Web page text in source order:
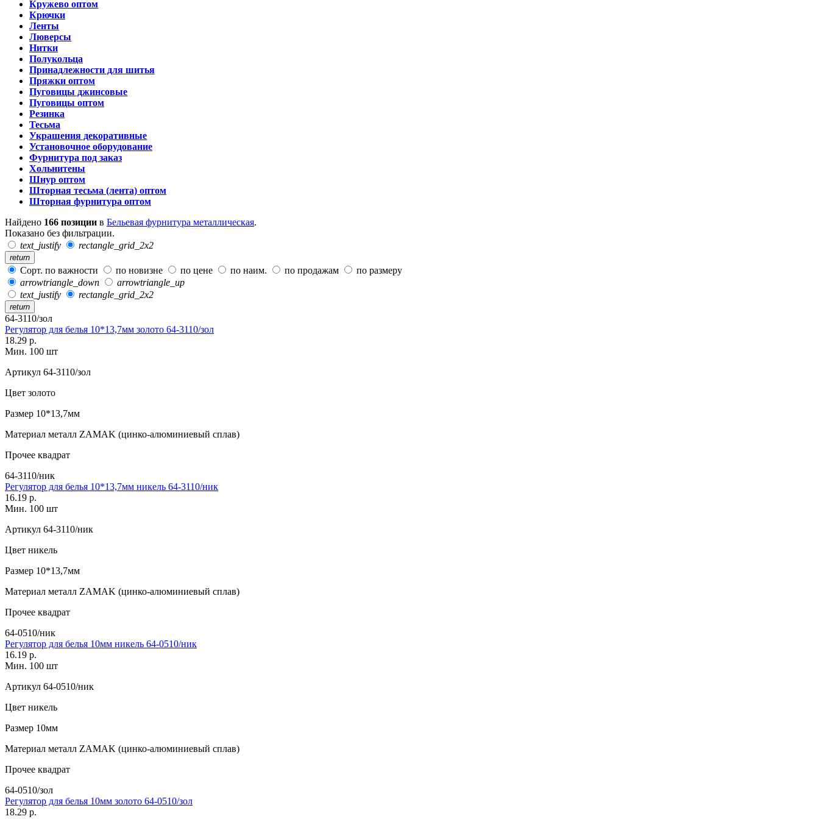
Кружево оптом
Крючки
Ленты
Люверсы
Нитки
Полукольца
Принадлежности для шитья
Пряжки оптом
Пуговицы джинсовые
Пуговицы оптом
Резинка
Тесьма
Украшения декоративные
Установочное оборудование
Фурнитура под заказ
Хольнитены
Шнур оптом
Шторная тесьма (лента) оптом
Шторная фурнитура оптом
Найдено 166 позиции в Бельевая фурнитура металлическая.
Показано без фильтрации.
text_justify
rectangle_grid_2x2
return
Сорт. по важности по новизне по цене по наим. по продажам
по размеру
arrowtriangle_down
arrowtriangle_up
text_justify
rectangle_grid_2x2
return
64-3110/зол
Регулятор для белья 10*13,7мм золото 64-3110/зол
18.29 р.
Мин. 100 шт
Артикул 64-3110/зол
Цвет золото
Размер 10*13,7мм
Материал металл ZAMAK (цинко-алюминиевый сплав)
Прочее квадрат
64-3110/ник
Регулятор для белья 10*13,7мм никель 64-3110/ник
16.19 р.
Мин. 100 шт
Артикул 64-3110/ник
Цвет никель
Размер 10*13,7мм
Материал металл ZAMAK (цинко-алюминиевый сплав)
Прочее квадрат
64-0510/ник
Регулятор для белья 10мм никель 64-0510/ник
16.19 р.
Мин. 100 шт
Артикул 64-0510/ник
Цвет никель
Размер 10мм
Материал металл ZAMAK (цинко-алюминиевый сплав)
Прочее квадрат
64-0510/зол
Регулятор для белья 10мм золото 64-0510/зол
18.29 р.